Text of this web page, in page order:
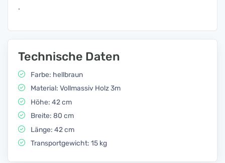
.
Technische Daten
Farbe: hellbraun
Material: Vollmassiv Holz 3m
Höhe: 42 cm
Breite: 80 cm
Länge: 42 cm
Transportgewicht: 15 kg